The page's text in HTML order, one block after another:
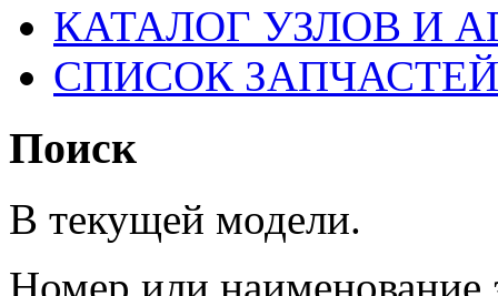
КАТАЛОГ УЗЛОВ И
СПИСОК ЗАПЧАСТЕЙ
Поиск
В текущей модели.